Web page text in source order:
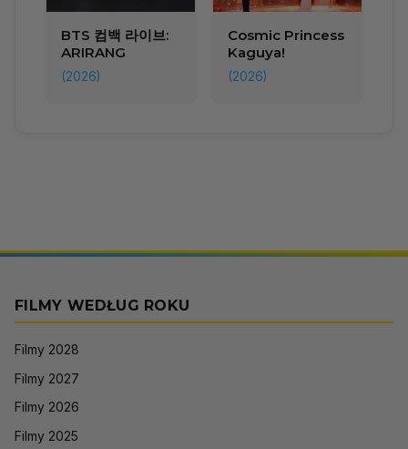
BTS 컴백 라이브:
ARIRANG
(2026)
Cosmic Princess
Kaguya!
(2026)
FILMY WEDŁUG ROKU
Filmy 2028
Filmy 2027
Filmy 2026
Filmy 2025